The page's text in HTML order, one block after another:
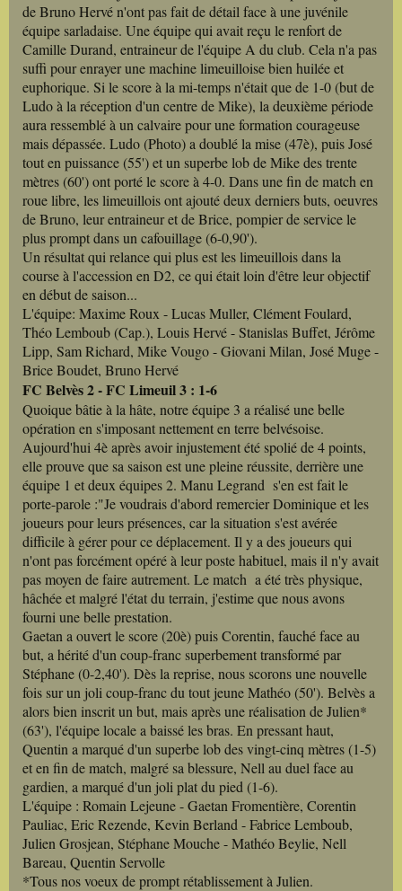
de Bruno Hervé n'ont pas fait de détail face à une juvénile
équipe sarladaise. Une équipe qui avait reçu le renfort de
Camille Durand, entraineur de l'équipe A du club. Cela n'a pas
suffi pour enrayer une machine limeuilloise bien huilée et
euphorique. Si le score à la mi-temps n'était que de 1-0 (but de
Ludo à la réception d'un centre de Mike), la deuxième période
aura ressemblé à un calvaire pour une formation courageuse
mais dépassée. Ludo (Photo) a doublé la mise (47è), puis José
tout en puissance (55') et un superbe lob de Mike des trente
mètres (60') ont porté le score à 4-0. Dans une fin de match en
roue libre, les limeuillois ont ajouté deux derniers buts, oeuvres
de Bruno, leur entraineur et de Brice, pompier de service le
plus prompt dans un cafouillage (6-0,90').
Un résultat qui relance qui plus est les limeuillois dans la
course à l'accession en D2, ce qui était loin d'être leur objectif
en début de saison...
L'équipe: Maxime Roux - Lucas Muller, Clément Foulard,
Théo Lemboub (Cap.), Louis Hervé - Stanislas Buffet, Jérôme
Lipp, Sam Richard, Mike Vougo - Giovani Milan, José Muge -
Brice Boudet, Bruno Hervé
FC Belvès 2 - FC Limeuil 3 : 1-6
Quoique bâtie à la hâte, notre équipe 3 a réalisé une belle
opération en s'imposant nettement en terre belvésoise.
Aujourd'hui 4è après avoir injustement été spolié de 4 points,
elle prouve que sa saison est une pleine réussite, derrière une
équipe 1 et deux équipes 2. Manu Legrand s'en est fait le
porte-parole :"Je voudrais d'abord remercier Dominique et les
joueurs pour leurs présences, car la situation s'est avérée
difficile à gérer pour ce déplacement. Il y a des joueurs qui
n'ont pas forcément opéré à leur poste habituel, mais il n'y avait
pas moyen de faire autrement. Le match a été très physique,
hâchée et malgré l'état du terrain, j'estime que nous avons
fourni une belle prestation.
Gaetan a ouvert le score (20è) puis Corentin, fauché face au
but, a hérité d'un coup-franc superbement transformé par
Stéphane (0-2,40'). Dès la reprise, nous scorons une nouvelle
fois sur un joli coup-franc du tout jeune Mathéo (50'). Belvès a
alors bien inscrit un but, mais après une réalisation de Julien*
(63'), l'équipe locale a baissé les bras. En pressant haut,
Quentin a marqué d'un superbe lob des vingt-cinq mètres (1-5)
et en fin de match, malgré sa blessure, Nell au duel face au
gardien, a marqué d'un joli plat du pied (1-6).
L'équipe : Romain Lejeune - Gaetan Fromentière, Corentin
Pauliac, Eric Rezende, Kevin Berland - Fabrice Lemboub,
Julien Grosjean, Stéphane Mouche - Mathéo Beylie, Nell
Bareau, Quentin Servolle
*Tous nos voeux de prompt rétablissement à Julien.